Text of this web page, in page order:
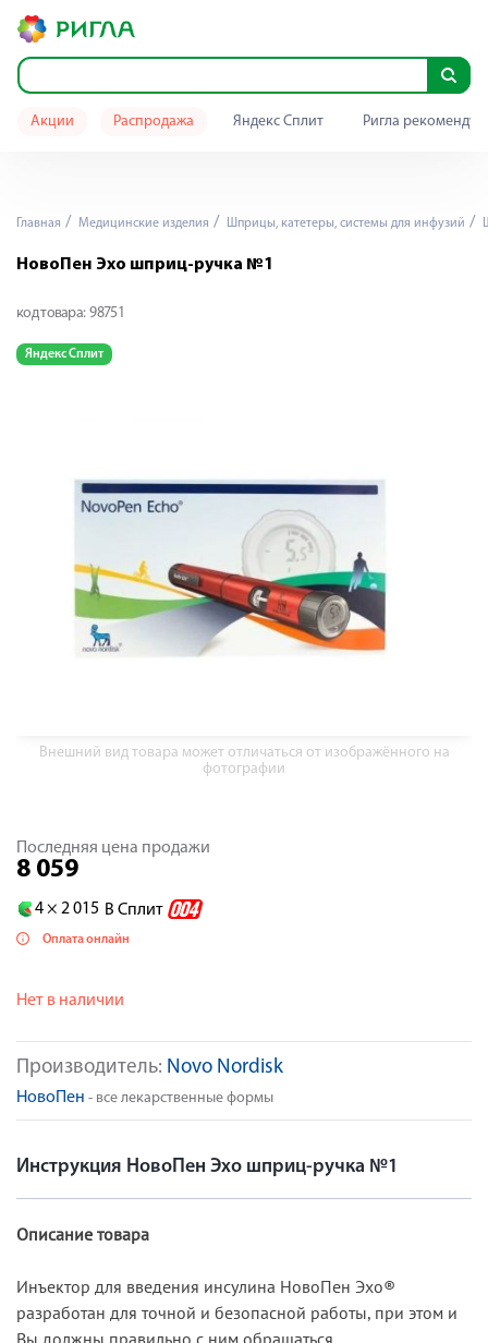
Акции Распродажа Яндекс Сплит Ригла
Главная Медицинские изделия Шприцы, катетеры, системы для инфузий
НовоПен Эхо шприц-ручка №1
код товара: 98751
Яндекс Сплит
Внешний вид товара может отличаться от изображённого на
фотографии
Производитель: Novo Nordisk
НовоПен - все лекарственные формы
Последняя цена продажи
8 059
4 × 2 015 В Сплит
Оплата онлайн
Нет в наличии
Инструкция НовоПен Эхо шприц-ручка №1
Описание товара
Инъектор для введения инсулина НовоПен Эхо®
разработан для точной и безопасной работы, при этом и
Вы должны правильно с ним обращаться.